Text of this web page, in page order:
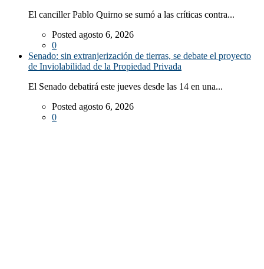
El canciller Pablo Quirno se sumó a las críticas contra...
Posted agosto 6, 2026
0
Senado: sin extranjerización de tierras, se debate el proyecto
de Inviolabilidad de la Propiedad Privada
El Senado debatirá este jueves desde las 14 en una...
Posted agosto 6, 2026
0